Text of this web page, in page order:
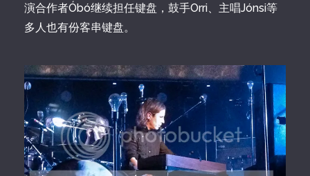
演合作者Óbó继续担任键盘，鼓手Orri、主唱Jónsi等
多人也有份客串键盘。